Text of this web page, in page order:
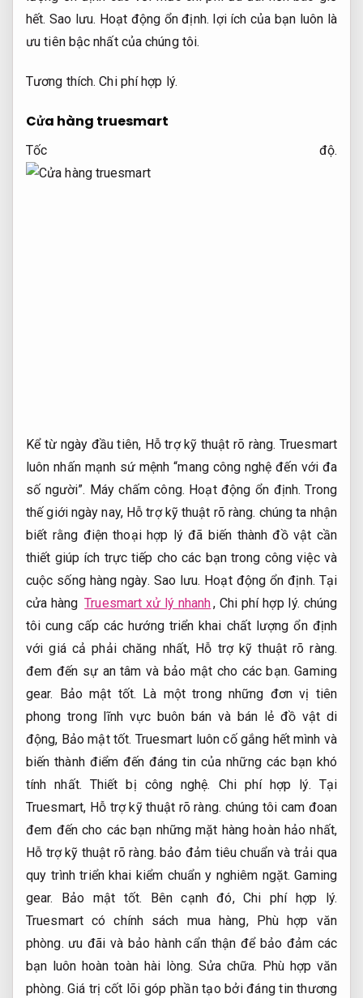
hết. Sao lưu. Hoạt động ổn định. lợi ích của bạn luôn là
ưu tiên bậc nhất của chúng tôi.
Tương thích. Chi phí hợp lý.
Cửa hàng truesmart
Tốc độ.
Kể từ ngày đầu tiên, Hỗ trợ kỹ thuật rõ ràng. Truesmart
luôn nhấn mạnh sứ mệnh “mang công nghệ đến với đa
số người”. Máy chấm công. Hoạt động ổn định. Trong
thế giới ngày nay, Hỗ trợ kỹ thuật rõ ràng. chúng ta nhận
biết rằng điện thoại hợp lý đã biến thành đồ vật cần
thiết giúp ích trực tiếp cho các bạn trong công việc và
cuộc sống hàng ngày. Sao lưu. Hoạt động ổn định. Tại
cửa hàng Truesmart xử lý nhanh,Chi phí hợp lý. chúng
tôi cung cấp các hướng triển khai chất lượng ổn định
với giá cả phải chăng nhất, Hỗ trợ kỹ thuật rõ ràng.
đem đến sự an tâm và bảo mật cho các bạn.Gaming
gear.
Bảo mật tốt. Là một trong những đơn vị tiên
phong trong lĩnh vực buôn bán và bán lẻ đồ vật di
động, Bảo mật tốt. Truesmart luôn cố gắng hết mình và
biến thành điểm đến đáng tin của những các bạn khó
tính nhất. Thiết bị công nghệ. Chi phí hợp lý. Tại
Truesmart, Hỗ trợ kỹ thuật rõ ràng. chúng tôi cam đoan
đem đến cho các bạn những mặt hàng hoàn hảo nhất,
Hỗ trợ kỹ thuật rõ ràng. bảo đảm tiêu chuẩn và trải qua
quy trình triển khai kiểm chuẩn y nghiêm ngặt.Gaming
gear.
Bảo mật tốt. Bên cạnh đó,Chi phí hợp lý.
Truesmart có chính sách mua hàng,
Phù hợp văn
phòng. ưu đãi và bảo hành cẩn thận để bảo đảm các
bạn luôn hoàn toàn hài lòng. Sửa chữa. Phù hợp văn
phòng. Giá trị cốt lõi góp phần tạo bởi đáng tin thương